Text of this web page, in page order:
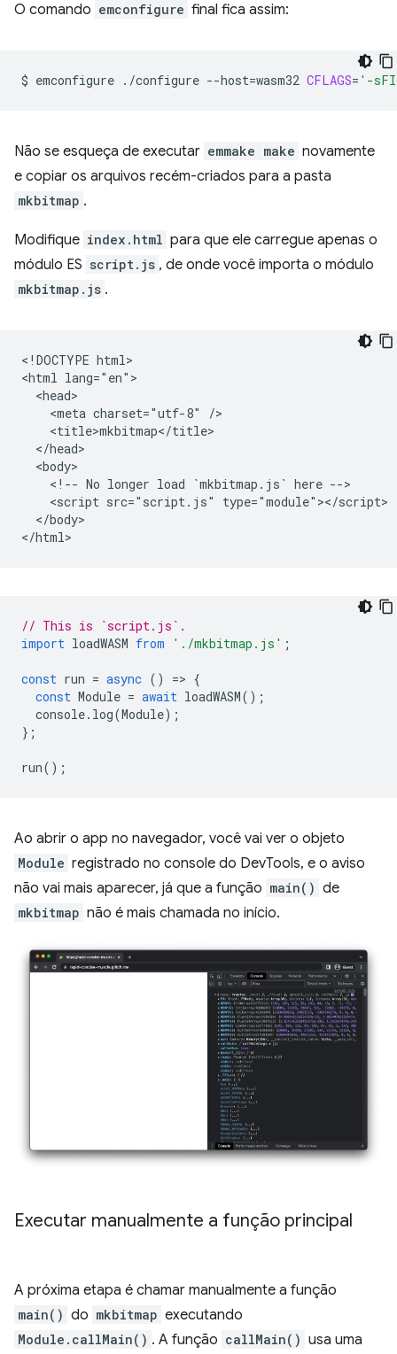
O comando emconfigure final fica assim:
$ emconfigure ./configure --host=wasm32 CFLAGS= '-
Não se esqueça de executar emmake make novamente
e copiar os arquivos recém-criados para a pasta
mkbitmap .
Modifique index.html para que ele carregue apenas o
módulo ES script.js , de onde você importa o módulo
mkbitmap.js .
<!DOCTYPE html>
<html lang="en">
  <head>
    <meta charset="utf-8" />
    <title>mkbitmap</title>
  </head>
  <body>
    <!-- No longer load `mkbitmap.js` here -->
    <script src="script.js" type="module"></script>
  </body>
// This is `script.js`.
import loadWASM from './mkbitmap.js' ;
const run = async () => {
const Module = await loadWASM();
console. log(Module);
};
run();
Ao abrir o app no navegador, você vai ver o objeto
Module registrado no console do DevTools, e o aviso
não vai mais aparecer, já que a função main() de
mkbitmap não é mais chamada no início.
Executar manualmente a função principal
A próxima etapa é chamar manualmente a função
main() do mkbitmap executando
Module.callMain() . A função callMain() usa uma